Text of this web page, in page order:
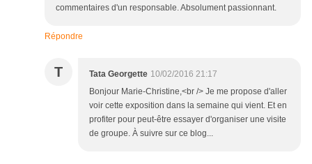
commentaires d'un responsable. Absolument passionnant.
Répondre
T Tata Georgette 10/02/2016 21:17
Bonjour Marie-Christine,<br /> Je me propose d'aller
voir cette exposition dans la semaine qui vient. Et en
profiter pour peut-être essayer d'organiser une visite
de groupe. À suivre sur ce blog...